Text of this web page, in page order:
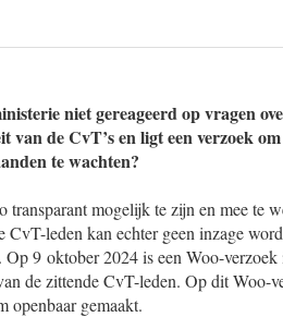
niet gereageerd op vragen
de CvT’s en ligt een verzoek
te wachten?
transparant mogelijk te zijn en mee te
leden kan echter geen inzage
Op 9 oktober 2024 is een Woo-
de zittende CvT-leden. Op dit
openbaar gemaakt.